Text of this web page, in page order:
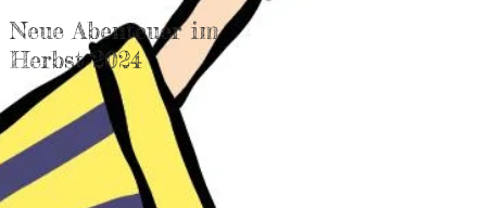
Neue Abenteuer im
Herbst 2024
ZaRaMu im